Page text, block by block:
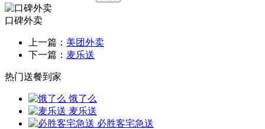
口碑外卖
上一篇： 美团外卖
下一篇： 麦乐送
热门送餐到家
饿了么
麦乐送
必胜客宅急送